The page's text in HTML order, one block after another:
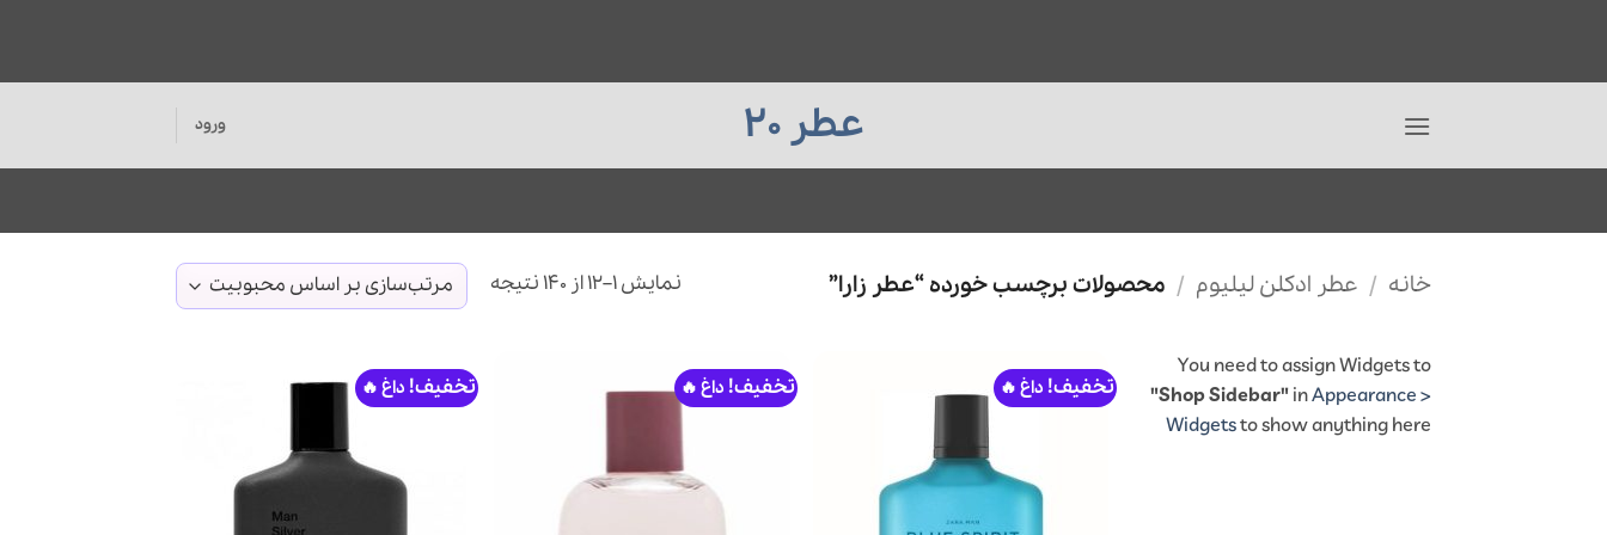
عطر 20 ورود
خانه / عطر ادکلن لیلیوم / محصولات برچسب خورده “عطر زارا” نمایش 1–12 از 140 نتیجه
مرتب‌سازی
محبوبیت
You need to assign Widgets to
"Shop Sidebar"inAppearance >
Widgetsto show anything here
تخفیف! تخفیف! تخفیف!